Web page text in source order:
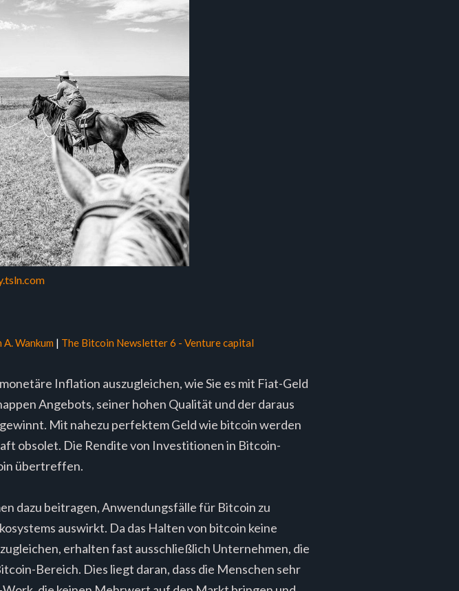
A. Wankum | The Bitcoin Newsletter 6 - Venture capital
Inflation auszugleichen, wie Sie es mit Fiat-Geld
Angebots, seiner hohen Qualität und der daraus
Mit nahezu perfektem Geld wie bitcoin werden
obsolet. Die Rendite von Investitionen in Bitcoin-
übertreffen.
dazu beitragen, Anwendungsfälle für Bitcoin zu
auswirkt. Da das Halten von bitcoin keine
erhalten fast ausschließlich Unternehmen, die
Bereich. Dies liegt daran, dass die Menschen sehr